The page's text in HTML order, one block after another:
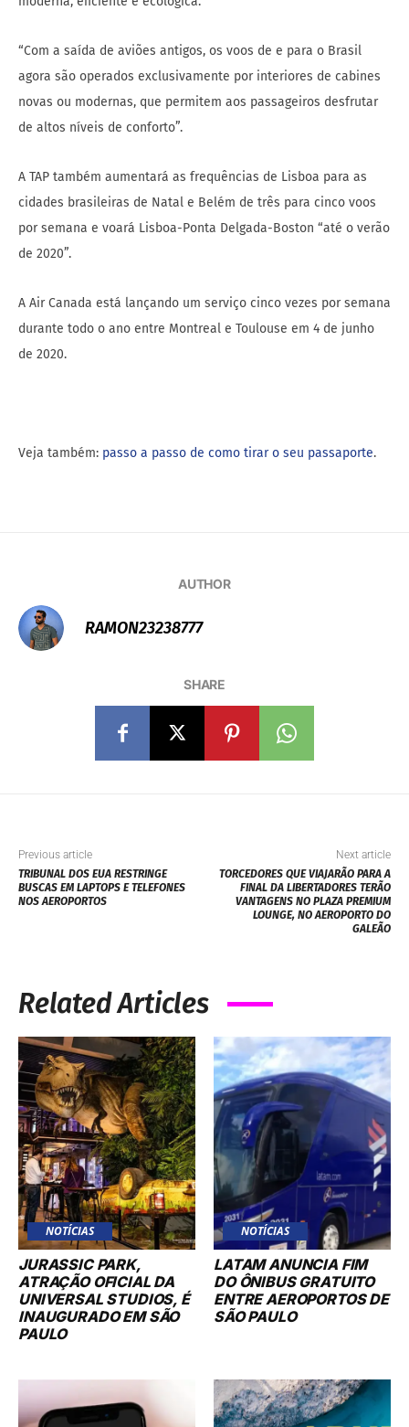
“Com a saída de aviões antigos, os voos de e para o Brasil
agora são operados exclusivamente por interiores de cabines
novas ou modernas, que permitem aos passageiros desfrutar
de altos níveis de conforto”.
A TAP também aumentará as frequências de Lisboa para as
cidades brasileiras de Natal e Belém de três para cinco voos
por semana e voará Lisboa-Ponta Delgada-Boston “até o verão
de 2020”.
A Air Canada está lançando um serviço cinco vezes por semana
durante todo o ano entre Montreal e Toulouse em 4 de junho
de 2020.
Veja também: passo a passo de como tirar o seu passaporte.
AUTHOR
RAMON23238777
SHARE
Previous article
TRIBUNAL DOS EUA RESTRINGE
BUSCAS EM LAPTOPS E TELEFONES
NOS AEROPORTOS
Next article
TORCEDORES QUE VIAJARÃO PARA A
FINAL DA LIBERTADORES TERÃO
VANTAGENS NO PLAZA PREMIUM
LOUNGE, NO AEROPORTO DO
GALEÃO
Related Articles
NOTÍCIAS
JURASSIC PARK,
ATRAÇÃO OFICIAL DA
UNIVERSAL STUDIOS, É
INAUGURADO EM SÃO
PAULO
NOTÍCIAS
LATAM ANUNCIA FIM
DO ÔNIBUS GRATUITO
ENTRE AEROPORTOS DE
SÃO PAULO